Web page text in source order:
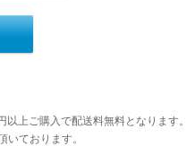
上ご購入で配送料無料となります。
ております。